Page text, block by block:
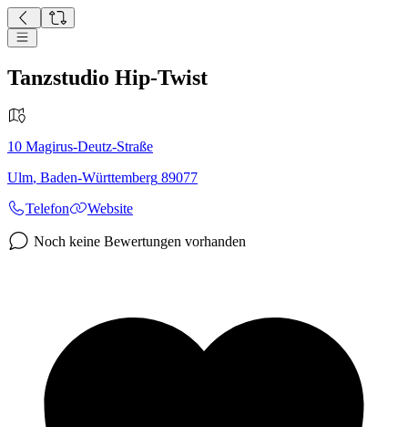
Tanzstudio Hip-Twist
10 Magirus-Deutz-Straße
Ulm, Baden-Württemberg 89077
Telefon
Website
Noch keine Bewertungen vorhanden